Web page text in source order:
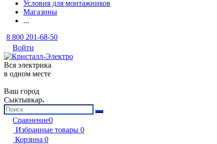
Условия для монтажников
Магазины
...
8 800 201-68-50
Войти
Вся электрика
в одном месте
Ваш город
Сыктывкар
Сравнение0
Избранные товары 0
Корзина 0